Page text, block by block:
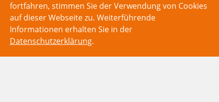
fortfahren, stimmen Sie der Verwendung von Cookies
auf dieser Webseite zu. Weiterführende
Informationen erhalten Sie in der
Datenschutzerklärung.